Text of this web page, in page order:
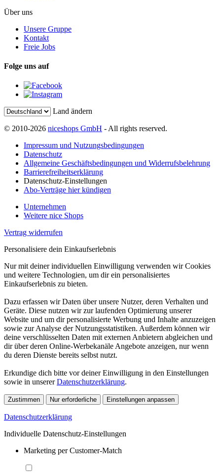
Über uns
Unsere Gruppe
Kontakt
Freie Jobs
Folge uns auf
Land ändern
© 2010-2026 niceshops GmbH - All rights reserved.
Impressum und Nutzungsbedingungen
Datenschutz
Allgemeine Geschäftsbedingungen und Widerrufsbelehrung
Barrierefreiheitserklärung
Datenschutz-Einstellungen
Abo-Verträge hier kündigen
Unternehmen
Weitere nice Shops
Vertrag widerrufen
Personalisiere dein Einkaufserlebnis
Nur mit deiner individuellen Einwilligung verwenden wir Cookies
und weitere Technologien, um dir ein personalisiertes
Einkaufserlebnis zu bieten.
Dazu erfassen wir Daten über unsere Nutzer, deren Verhalten und
Geräte. Diese nutzen wir zur laufenden Optimierung unserer
Website und um dir personalisierte Werbung und Inhalte anzuzeigen
sowie zur Analyse der Nutzungsstatistiken. Außerdem können wir
deine verschlüsselten Daten mit externen Anbietern abgleichen und
dir über deren Online-Werbekanäle Angebote anzeigen, nur wenn
du deren Dienste bereits selbst nutzt.
Erkundige dich bitte vor deiner Einwilligung in den Einstellungen
sowie in unsererDatenschutzerklärung.
Zustimmen Nur erforderliche Einstellungen anpassen
Datenschutzerklärung
Individuelle Datenschutz-Einstellungen
Marketing per Customer-Match